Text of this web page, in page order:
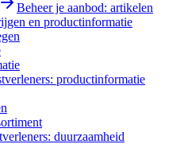
Beheer je aanbod: artikelen
en productinformatie
productinformatie
duurzaamheid